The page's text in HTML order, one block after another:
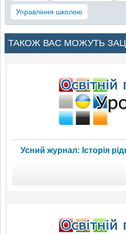
Управління школою
ТАКОЖ ВАС МОЖУТЬ
Усний журнал: Історія